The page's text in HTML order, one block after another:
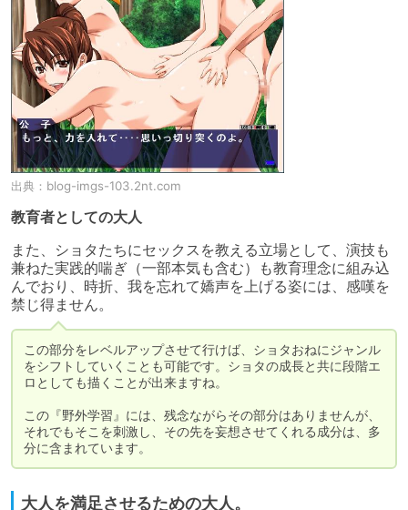
出典： blog-imgs-103.2nt.com
教育者としての大人
また、ショタたちにセックスを教える立場として、演技も
兼ねた実践的喘ぎ（一部本気も含む）も教育理念に組み込
んでおり、時折、我を忘れて嬌声を上げる姿には、感嘆を
禁じ得ません。
この部分をレベルアップさせて行けば、ショタおねにジャンル
をシフトしていくことも可能です。ショタの成長と共に段階エ
ロとしても描くことが出来ますね。
この『野外学習』には、残念ながらその部分はありませんが、
それでもそこを刺激し、その先を妄想させてくれる成分は、多
分に含まれています。
大人を満足させるための大人。